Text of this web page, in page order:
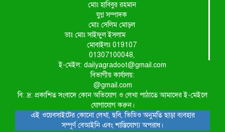
মোঃ হাবিবুর রহমান
যুগ্ন সম্পাদক
মোঃ সেলিম মোড়ল
ডাঃ মোঃ সাইফুল ইসলাম
মোবাইলঃ 019107
01307100048,
ই-মেইল: dailyagradoot@gmail.com
বিভাগীয় কার্যালয়:
@gmail.com
বি: দ্র: প্রকাশিত সংবাদে কোন অভিযোগ ও লেখা পাঠাতে আমাদের ই-মেইলে
যোগাযোগ করুন।
এই ওয়েবসাইটের কোনো লেখা, ছবি, ভিডিও অনুমতি ছাড়া ব্যবহার
সম্পূর্ণ বেআইনি এবং শাস্তিযোগ্য অপরাধ।